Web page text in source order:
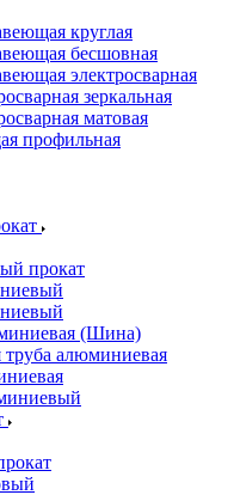
круглая
бесшовная
электросварная
зеркальная
матовая
профильная
прокат
(Шина)
алюминиевая